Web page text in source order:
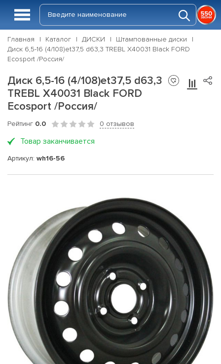
Главная Каталог ДИСКИ
Штампованные диски
Диск 6,5-16 (4/108)et37,5 d63,3 TREBL X40031 Black FORD
Ecosport /Россия/
Диск 6,5-16 (4/108)et37,5 d63,3
TREBL X40031 Black FORD
Ecosport /Россия/
Рейтинг 0.0 0 отзывов
Товар заканчивается
Артикул: wh16-56